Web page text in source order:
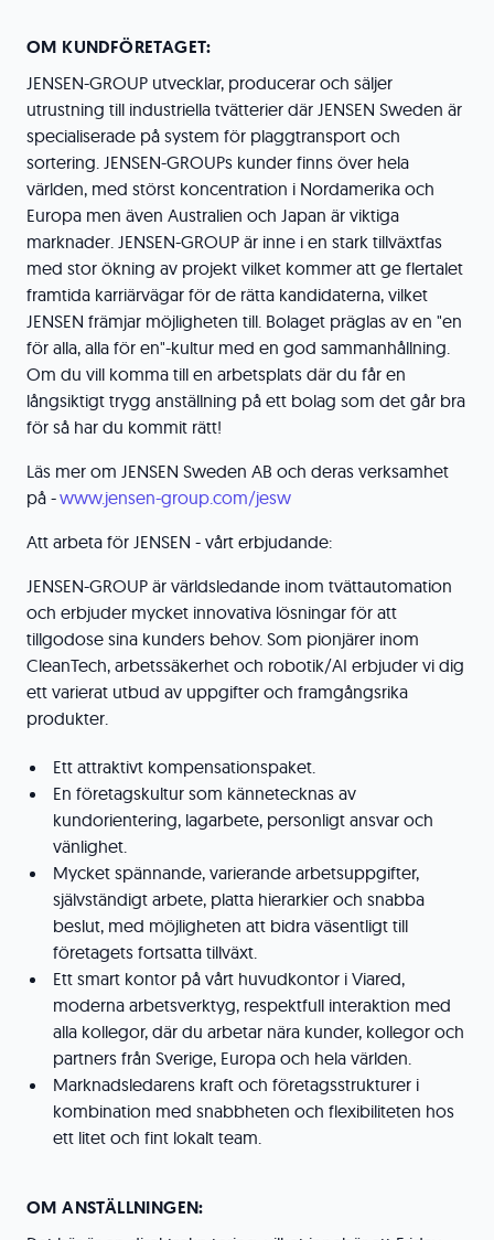
OM KUNDFÖRETAGET:
JENSEN-GROUP utvecklar, producerar och säljer
utrustning till industriella tvätterier där JENSEN Sweden är
specialiserade på system för plaggtransport och
sortering. JENSEN-GROUPs kunder finns över hela
världen, med störst koncentration i Nordamerika och
Europa men även Australien och Japan är viktiga
marknader. JENSEN-GROUP är inne i en stark tillväxtfas
med stor ökning av projekt vilket kommer att ge flertalet
framtida karriärvägar för de rätta kandidaterna, vilket
JENSEN främjar möjligheten till. Bolaget präglas av en "en
för alla, alla för en"-kultur med en god sammanhållning.
Om du vill komma till en arbetsplats där du får en
långsiktigt trygg anställning på ett bolag som det går bra
för så har du kommit rätt!
Läs mer om JENSEN Sweden AB och deras verksamhet
på -www.jensen-group.com/jesw
Att arbeta för JENSEN - vårt erbjudande:
JENSEN-GROUP är världsledande inom tvättautomation
och erbjuder mycket innovativa lösningar för att
tillgodose sina kunders behov. Som pionjärer inom
CleanTech, arbetssäkerhet och robotik/AI erbjuder vi dig
ett varierat utbud av uppgifter och framgångsrika
produkter.
Ett attraktivt kompensationspaket.
En företagskultur som kännetecknas av
kundorientering, lagarbete, personligt ansvar och
vänlighet.
Mycket spännande, varierande arbetsuppgifter,
självständigt arbete, platta hierarkier och snabba
beslut, med möjligheten att bidra väsentligt till
företagets fortsatta tillväxt.
Ett smart kontor på vårt huvudkontor i Viared,
moderna arbetsverktyg, respektfull interaktion med
alla kollegor, där du arbetar nära kunder, kollegor och
partners från Sverige, Europa och hela världen.
Marknadsledarens kraft och företagsstrukturer i
kombination med snabbheten och flexibiliteten hos
ett litet och fint lokalt team.
OM ANSTÄLLNINGEN: